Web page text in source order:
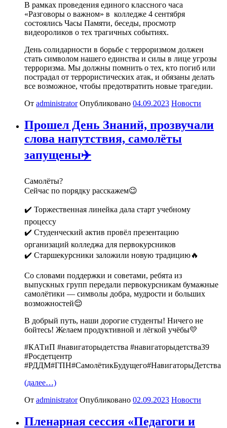
В рамках проведения единого классного часа
«Разговоры о важном» в колледже 4 сентября
состоялись Часы Памяти, беседы, просмотр
видеороликов о тех трагичных событиях.
День солидарности в борьбе с терроризмом должен
стать символом нашего единства и силы в лице угрозы
терроризма. Мы должны помнить о тех, кто погиб или
пострадал от террористических атак, и обязаны делать
все возможное, чтобы предотвратить новые трагедии.
От administrator Опубликовано 04.09.2023 Новости
Прошел День Знаний, прозвучали
слова напутствия, самолёты
запущены✈️
Самолёты?
Сейчас по порядку расскажем😉
✔️ Торжественная линейка дала старт учебному
процессу
✔️ Студенческий актив провёл презентацию
организаций колледжа для первокурсников
✔️ Старшекурсники заложили новую традицию🔥
Со словами поддержки и советами, ребята из
выпускных групп передали первокурсникам бумажные
самолётики — символы добра, мудрости и больших
возможностей😌
В добрый путь, наши дорогие студенты! Ничего не
бойтесь! Желаем продуктивной и лёгкой учёбы💛
#КАТиП #навигаторыдетства #навигаторыдетства39
#Росдетцентр
#РДДМ#ГПН#СамолётикБудущего#НавигаторыДетства
(далее…)
От administrator Опубликовано 02.09.2023 Новости
Пленарная сессия «Педагоги и